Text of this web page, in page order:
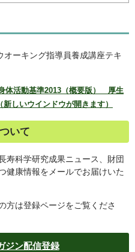
ーキング指導員養成講座テキ
体活動基準2013（概要版） 厚生
しいウインドウが開きます）
いて
科学研究成果ニュース、財団
健康情報をメールでお届けいた
は登録ページをご覧くださ
ジン配信登録